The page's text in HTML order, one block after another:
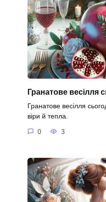
Гранатове весілля
Гранатове весілля
віри й тепла.
0 3